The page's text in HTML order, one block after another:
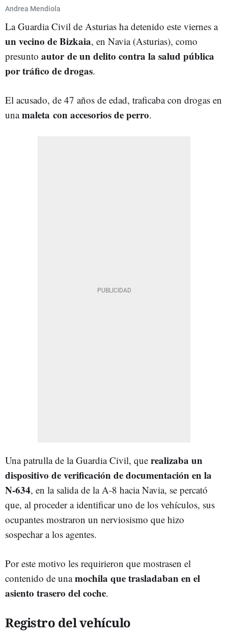
Andrea Mendiola
La Guardia Civil de Asturias ha detenido este viernes a
un vecino de Bizkaia, en Navia (Asturias), como
presunto autor de un delito contra la salud pública
por tráfico de drogas.
El acusado, de 47 años de edad, traficaba con drogas en
unamaleta con accesorios de perro.
Una patrulla de la Guardia Civil, que realizaba un
dispositivo de verificación de documentación en la
N-634, en la salida de la A-8 hacia Navia, se percató
que, al proceder a identificar uno de los vehículos, sus
ocupantes mostraron un nerviosismo que hizo
sospechar a los agentes.
Por este motivo les requirieron que mostrasen el
contenido de unamochila que trasladaban en el
asiento trasero del coche.
Registro del vehículo